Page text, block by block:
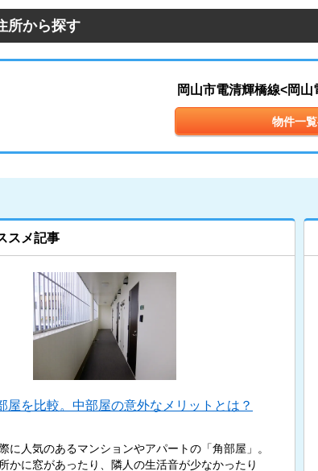
所から探す
岡山市電清輝橋線<岡
物件一
スメ記事
屋を比較。中部屋の意外なメリットとは？
に人気のあるマンションやアパートの「角部屋」。
かに窓があったり、隣人の生活音が少なかったり